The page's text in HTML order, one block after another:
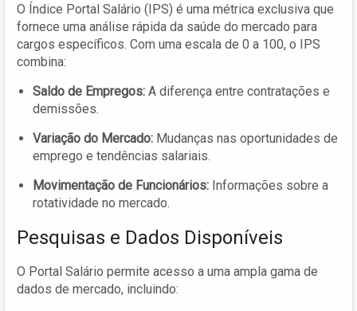
O Índice Portal Salário (IPS) é uma métrica exclusiva que
fornece uma análise rápida da saúde do mercado para
cargos específicos. Com uma escala de 0 a 100, o IPS
combina:
Saldo de Empregos: A diferença entre contratações e
demissões.
Variação do Mercado: Mudanças nas oportunidades de
emprego e tendências salariais.
Movimentação de Funcionários: Informações sobre a
rotatividade no mercado.
Pesquisas e Dados Disponíveis
O Portal Salário permite acesso a uma ampla gama de
dados de mercado, incluindo: